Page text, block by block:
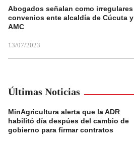
Abogados señalan como irregulares
convenios ente alcaldía de Cúcuta y
AMC
13/07/2023
Últimas Noticias
MinAgricultura alerta que la ADR
habilitó día despúes del cambio de
gobierno para firmar contratos